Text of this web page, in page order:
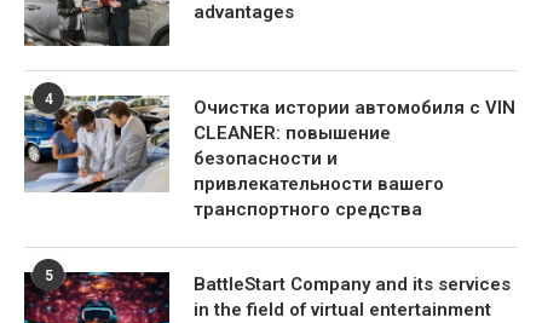
advantages
4
Очистка истории автомобиля с VIN
CLEANER: повышение
безопасности и
привлекательности вашего
транспортного средства
5
BattleStart Company and its services
in the field of virtual entertainment